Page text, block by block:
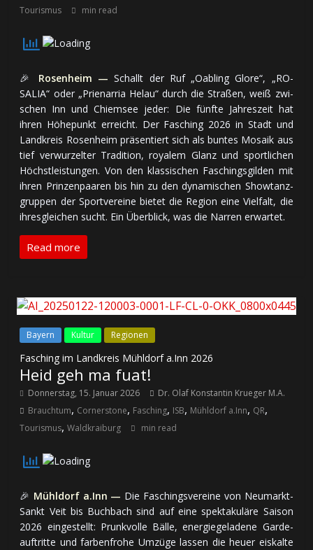
Tourismus min read
🎉 Rosenheim — Schallt der Ruf „Oabling Glore“, „RO-
SALIA“ oder „Prienarria Helau“ durch die Straßen, weiß zwi­
schen Inn und Chiemsee jeder: Die fünfte Jahres­zeit hat
ihren Höhe­punkt er­reicht. Der Fasching 2026 in Stadt und
Land­kreis Rosenheim prä­sen­tiert sich als buntes Mosaik aus
tief ver­wur­zel­ter Tra­di­tion, royalem Glanz und sport­li­chen
Höchst­leis­tun­gen. Von den klas­si­schen Faschings­gilden mit
ihren Prinzen­paaren bis hin zu den dy­na­mi­schen Show­tanz­
grup­pen der Sport­ver­eine bie­tet die Region eine Viel­falt, die
ihres­glei­chen sucht. Ein Über­blick, was die Narren erwartet.
Read more
Bayern Kultur Regionen
Fasching im Landkreis Mühldorf a.Inn 2026
Heid geh ma fuat!
Donnerstag, 15. Januar 2026
Dr. Olaf Konstantin Krueger M.A.
Brauchtum, Cornerstone, Fasching, ISB, Mühldorf a.Inn, QR,
Tourismus,Waldkraiburg min read
🎉 Mühldorf a.Inn — Die Faschings­vereine von Neumarkt-
Sankt Veit bis Buchbach sind auf eine spek­ta­ku­lä­re Saison
2026 ein­ge­stellt: Prunk­volle Bälle, energie­ge­la­de­ne Garde­
auf­tritte und farben­frohe Umzüge lassen die heuer eiskalte